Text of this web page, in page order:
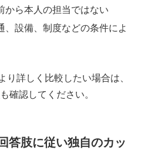
から本人の担当ではない
、設備、制度などの条件によ
詳しく比較したい場合は、
も確認してください。
答肢に従い独自のカッ